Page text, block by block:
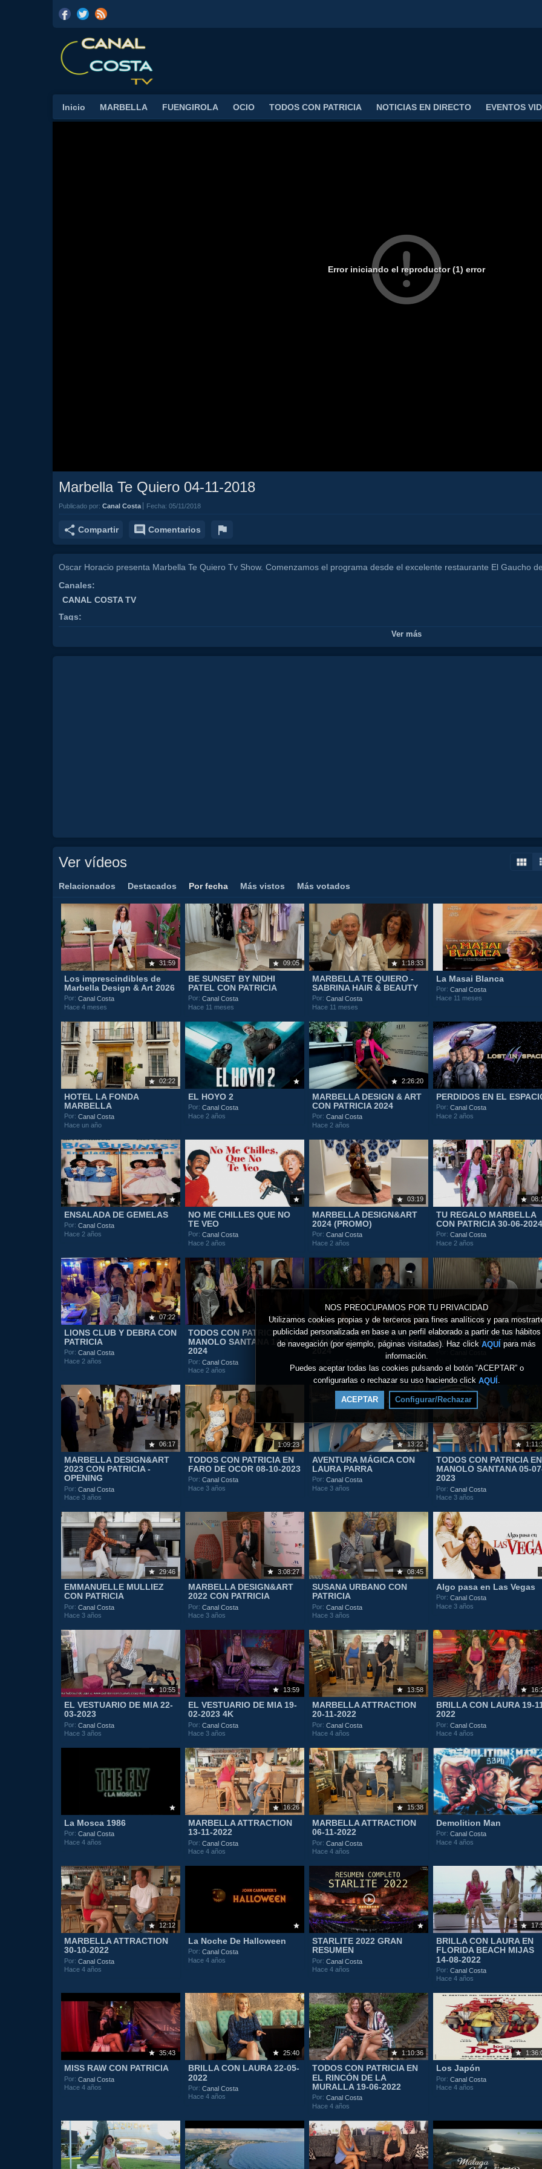
NOS PREOCUPAMOS POR TU PRIVACIDAD
Utilizamos cookies propias y de terceros para fines analíticos y para
publicidad personalizada en base a un perfil elaborado a partir de tus hábitos
de navegación (por ejemplo, páginas visitadas). Haz click AQUÍ para más
información.
Puedes aceptar todas las cookies pulsando el botón “ACEPTAR” o
configurarlas o rechazar su uso haciendo click AQUÍ .
ACEPTAR Configurar/Rechazar
Inicio MARBELLA FUENGIROLA OCIO TODOS CON PATRICIA NOTICIAS EN DIRECTO EVENTOS
Error iniciando el reproductor (1) error
Marbella Te Quiero 04-11-2018
Publicado por: Canal Costa Fecha: 05/11/2018
Compartir Comentarios
Oscar Horacio presenta Marbella Te Quiero Tv Show. Comenzamos el programa desde el excelente restaurante El Gaucho
Canales:
CANAL COSTA TV
Tags:
restaurante olivia
amor frio
Ver más
Ver vídeos
Relacionados Destacados Por fecha Más vistos Más votados
31:59
Los imprescindibles de
Marbella Design & Art 2026
Por:Canal Costa
Hace 4 meses
09:05
BE SUNSET BY NIDHI
PATEL CON PATRICIA
Por:Canal Costa
Hace 11 meses
1:18:33
MARBELLA TE QUIERO -
SABRINA HAIR & BEAUTY
Por:Canal Costa
Hace 11 meses
La Masai Blanca
Por:Canal Costa
Hace 11 meses
02:22
HOTEL LA FONDA
MARBELLA
Por:Canal Costa
Hace un año
EL HOYO 2
Por:Canal Costa
Hace 2 años
2:26:20
MARBELLA DESIGN & ART
CON PATRICIA 2024
Por:Canal Costa
Hace 2 años
PERDIDOS EN EL
Por:Canal Costa
Hace 2 años
ENSALADA DE GEMELAS
Por:Canal Costa
Hace 2 años
NO ME CHILLES QUE NO
TE VEO
Por:Canal Costa
Hace 2 años
03:19
MARBELLA DESIGN&ART
2024 (PROMO)
Por:Canal Costa
Hace 2 años
TU REGALO MARBELLA
CON PATRICIA 30-06-2024
Por:Canal Costa
Hace 2 años
07:22
LIONS CLUB Y DEBRA CON
PATRICIA
Por:Canal Costa
Hace 2 años
1:08:33
TODOS CON PATRICIA
MANOLO SANTANA 14-04-
2024
Por:Canal Costa
Hace 2 años
1:29:38
TODOS CON PATRICIA
MANOLO SANTANA 31-03-
2024
Hace 2 años
MARBELLA DESIGN&ART
2023 CON PATRICIA
06:17
MARBELLA DESIGN&ART
2023 CON PATRICIA -
OPENING
Por:Canal Costa
Hace 3 años
1:09:23
TODOS CON PATRICIA EN
FARO DE OCOR 08-10-2023
Por:Canal Costa
Hace 3 años
13:22
AVENTURA MÁGICA CON
LAURA PARRA
Por:Canal Costa
Hace 3 años
TODOS CON PATRICIA EN
MANOLO SANTANA 05-
2023
Por:Canal Costa
Hace 3 años
29:46
EMMANUELLE MULLIEZ
CON PATRICIA
Por:Canal Costa
Hace 3 años
3:08:27
MARBELLA DESIGN&ART
2022 CON PATRICIA
Por:Canal Costa
Hace 3 años
08:45
SUSANA URBANO CON
PATRICIA
Por:Canal Costa
Hace 3 años
Algo pasa en Las Vegas
Por:Canal Costa
Hace 3 años
10:55
EL VESTUARIO DE MIA 22-
03-2023
Por:Canal Costa
Hace 3 años
13:59
EL VESTUARIO DE MIA 19-
02-2023 4K
Por:Canal Costa
Hace 3 años
13:58
MARBELLA ATTRACTION
20-11-2022
Por:Canal Costa
Hace 4 años
BRILLA CON LAURA 19-
2022
Por:Canal Costa
Hace 4 años
La Mosca 1986
Por:Canal Costa
Hace 4 años
16:26
MARBELLA ATTRACTION
13-11-2022
Por:Canal Costa
Hace 4 años
15:38
MARBELLA ATTRACTION
06-11-2022
Por:Canal Costa
Hace 4 años
Demolition Man
Por:Canal Costa
Hace 4 años
12:12
MARBELLA ATTRACTION
30-10-2022
Por:Canal Costa
Hace 4 años
La Noche De Halloween
Por:Canal Costa
Hace 4 años
STARLITE 2022 GRAN
RESUMEN
Por:Canal Costa
Hace 4 años
BRILLA CON LAURA EN
FLORIDA BEACH MIJAS
14-08-2022
Por:Canal Costa
Hace 4 años
35:43
MISS RAW CON PATRICIA
Por:Canal Costa
Hace 4 años
25:40
BRILLA CON LAURA 22-05-
2022
Por:Canal Costa
Hace 4 años
1:10:36
TODOS CON PATRICIA EN
EL RINCÓN DE LA
MURALLA 19-06-2022
Por:Canal Costa
Hace 4 años
Los Japón
Por:Canal Costa
Hace 4 años